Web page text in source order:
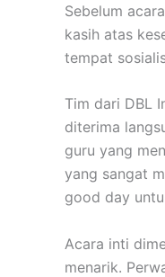
Sebelum
kasih atas
tempat
Tim dari DBL
diterima
guru yang
yang sangat
good day
Acara inti
menarik.